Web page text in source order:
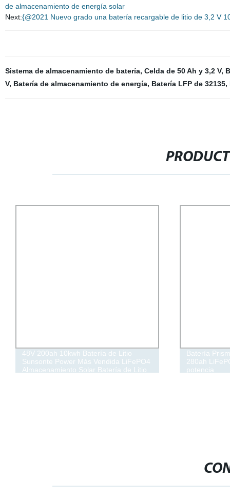
de almacenamiento de energía solar
Next:{@2021 Nuevo grado una batería recargable de litio de 3,2 V
Sistema de almacenamiento de batería, Celda de 50 Ah y 3,2 V,
V, Batería de almacenamiento de energía, Batería LFP de 32135,
48V 200ah 10kwh Batería de Litio
Sunsonte Power Más Vendida LiFePO4
Almacenamiento Solar Batería de Litio
Batería
280ah
potencia